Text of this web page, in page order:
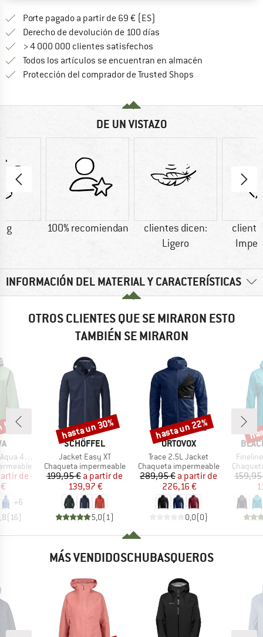
Porte pagado a partir de 69 € (ES)
Derecho de devolución de 100 días
> 4 000 000 clientes satisfechos
Todos los artículos se encuentran en almacén
Protección del comprador de Trusted Shops
DE UN VISTAZO
g 100% recomiendan
clientes dicen:
Ligero
INFORMACIÓN DEL MATERIAL Y CARACTERÍSTICAS
OTROS CLIENTES QUE SE MIRARON ESTO
TAMBIÉN SE MIRARON
2.5L Jacket
reducido
de
+6
(16)
MARCA
SCHÖFFEL
Artículo
Jacket Easy XT
Product group
Chaqueta impermeable
Precio
199,95 € Precio reducido
a partir de
139,97 €
5,0(1 )
Descuento
hasta un 30%
MARCA
ORTOVOX
Artículo
Trace 2.5L Jacket
Product group
Chaqueta impermeable
Precio
289,95 € Precio reducido
a partir de
226,16 €
0,0(0)
Descuento
hasta un 22%
Artículo
Product
MÁS VENDIDOSCHUBASQUEROS